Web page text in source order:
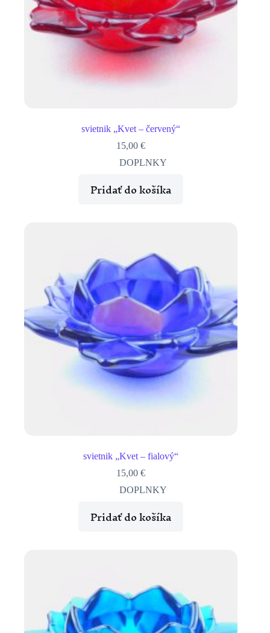
svietnik „Kvet – červený“
15,00€
DOPLNKY
Pridať do košíka
svietnik „Kvet – fialový“
15,00€
DOPLNKY
Pridať do košíka